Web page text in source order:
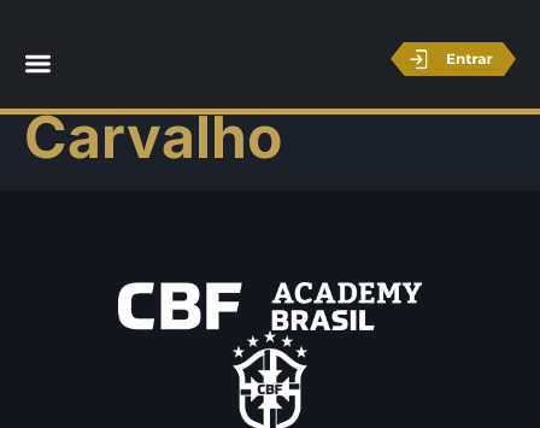
Frederico
Carvalho